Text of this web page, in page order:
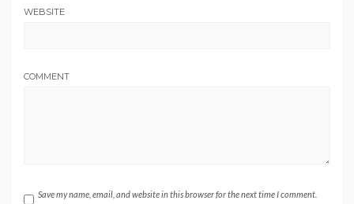
WEBSITE
COMMENT
Save my name, email, and website in this browser for the next time I comment.